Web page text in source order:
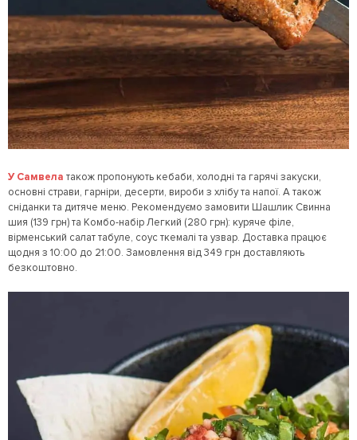
У Самвела також пропонують кебаби, холодні та гарячі закуски,
основні страви, гарніри, десерти, вироби з хлібу та напої. А також
сніданки та дитяче меню. Рекомендуємо замовити Шашлик Свинна
шия (139 грн) та Комбо-набір Легкий (280 грн): куряче філе,
вірменський салат табуле, соус ткемалі та узвар. Доставка працює
щодня з 10:00 до 21:00. Замовлення від 349 грн доставляють
безкоштовно.